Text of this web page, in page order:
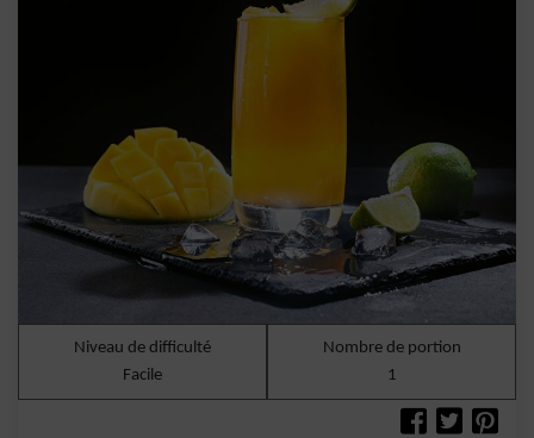
Niveau de difficulté
Facile
Nombre de portion
1